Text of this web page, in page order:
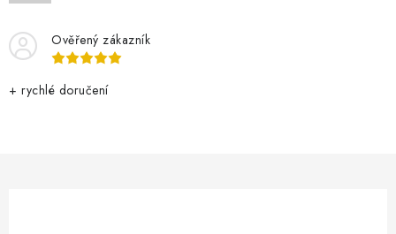
Ověřený zákazník
+ rychlé doručení